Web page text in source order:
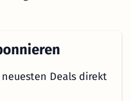
Deals direkt